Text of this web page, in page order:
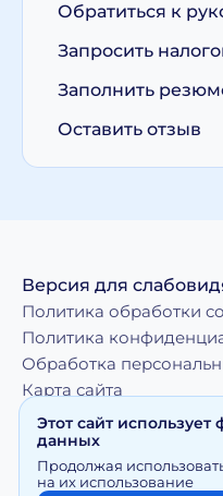
Обратиться к
Запросить
Заполнить
Оставить отзыв
Версия для
Политика обработки
Политика
Обработка
Карта сайта
использование
doktor.org возможно
Этот сайт
данных
Продолжая
на их использование